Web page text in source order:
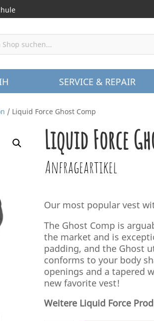
SERVICE & REPAIR
/ Liquid Force Ghost Comp
Liquid Force
Anfrageartikel
Our most popular vest
The Ghost Comp is
the market and is
padding, and the Ghost
conforms to your body
openings and a tapered
new favorite vest!
Weitere Liquid Force